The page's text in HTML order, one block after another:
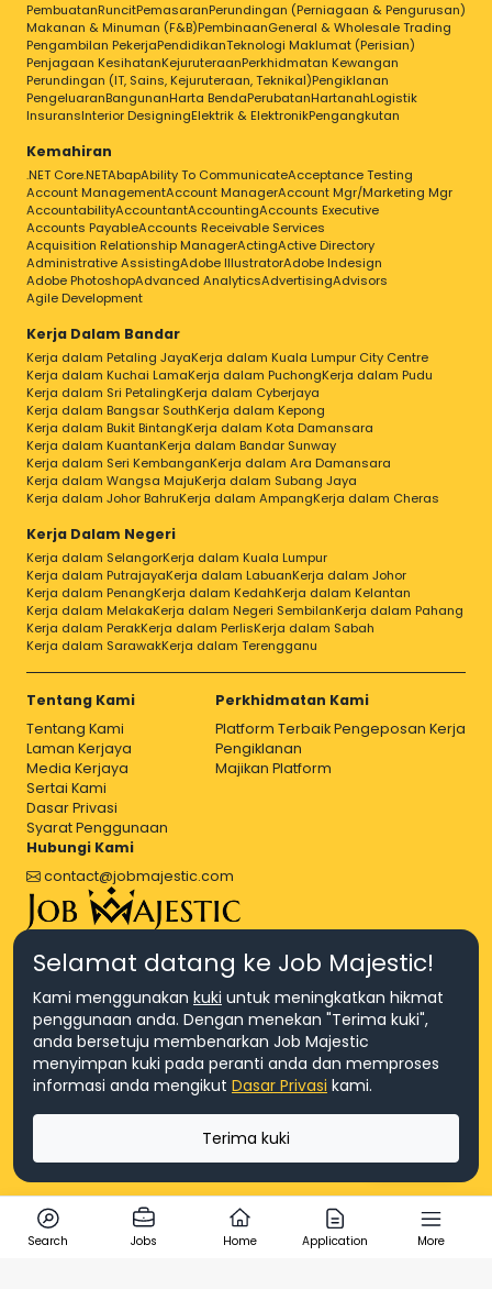
PembuatanRuncitPemasaranPerundingan (Perniagaan & Pengurusan)
Makanan & Minuman (F&B)PembinaanGeneral & Wholesale Trading
Pengambilan PekerjaPendidikanTeknologi Maklumat (Perisian)
Penjagaan KesihatanKejuruteraanPerkhidmatan Kewangan
Perundingan (IT, Sains, Kejuruteraan, Teknikal)Pengiklanan
PengeluaranBangunanHarta BendaPerubatanHartanahLogistik
InsuransInterior DesigningElektrik & ElektronikPengangkutan
Kemahiran
.NET Core.NETAbapAbility To CommunicateAcceptance Testing
Account ManagementAccount ManagerAccount Mgr/Marketing Mgr
AccountabilityAccountantAccountingAccounts Executive
Accounts PayableAccounts Receivable Services
Acquisition Relationship ManagerActingActive Directory
Administrative AssistingAdobe IllustratorAdobe Indesign
Adobe PhotoshopAdvanced AnalyticsAdvertisingAdvisors
Agile Development
Kerja Dalam Bandar
Kerja dalam Petaling JayaKerja dalam Kuala Lumpur City Centre
Kerja dalam Kuchai LamaKerja dalam PuchongKerja dalam Pudu
Kerja dalam Sri PetalingKerja dalam Cyberjaya
Kerja dalam Bangsar SouthKerja dalam Kepong
Kerja dalam Bukit BintangKerja dalam Kota Damansara
Kerja dalam KuantanKerja dalam Bandar Sunway
Kerja dalam Seri KembanganKerja dalam Ara Damansara
Kerja dalam Wangsa MajuKerja dalam Subang Jaya
Kerja dalam Johor BahruKerja dalam AmpangKerja dalam Cheras
Kerja Dalam Negeri
Kerja dalam SelangorKerja dalam Kuala Lumpur
Kerja dalam PutrajayaKerja dalam LabuanKerja dalam Johor
Kerja dalam PenangKerja dalam KedahKerja dalam Kelantan
Kerja dalam MelakaKerja dalam Negeri SembilanKerja dalam Pahang
Kerja dalam PerakKerja dalam PerlisKerja dalam Sabah
Kerja dalam SarawakKerja dalam Terengganu
Tentang Kami
Tentang Kami
Laman Kerjaya
Media Kerjaya
Sertai Kami
Dasar Privasi
Syarat Penggunaan
Perkhidmatan Kami
Platform Terbaik Pengeposan Kerja
Pengiklanan
Majikan Platform
Hubungi Kami
contact@jobmajestic.com
© Hakcipta 2026 Agensi Pekerjaan JEV Management Sdn. Bhd.,
registered in Malaysia (Company No: 201701016948 (1231113-U), EA
(Company No: 201701037852 (1252023-X))
Search Jobs Home Application More
Selamat datang ke Job Majestic!
Kami menggunakan kuki untuk meningkatkan hikmat
penggunaan anda. Dengan menekan "Terima kuki",
anda bersetuju membenarkan Job Majestic
menyimpan kuki pada peranti anda dan memproses
informasi anda mengikut Dasar Privasi kami.
Terima kuki